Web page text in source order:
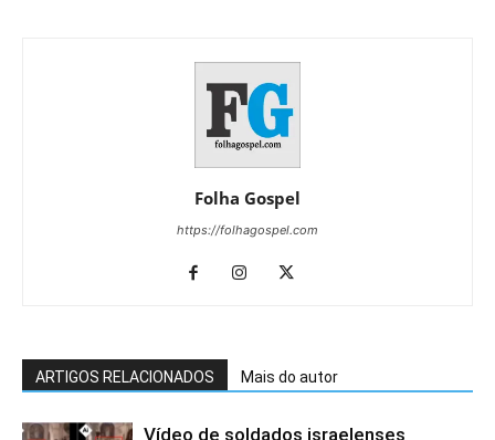
Folha Gospel
https://folhagospel.com
ARTIGOS RELACIONADOS Mais do autor
Vídeo de soldados israelenses